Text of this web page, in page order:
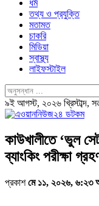
ধর্ম
তথ্য ও প্রযুক্তি
মতামত
চাকরি
মিডিয়া
স্বাস্থ্য
লাইফস্টাইল
৯ই আগস্ট, ২০২৬ খ্রিস্টাব্দ,
কাউখালীতে ‘ভুল
ব্যাংকিং পরীক্ষা
প্রকাশমে ১১, ২০২৬, ৬:২৩